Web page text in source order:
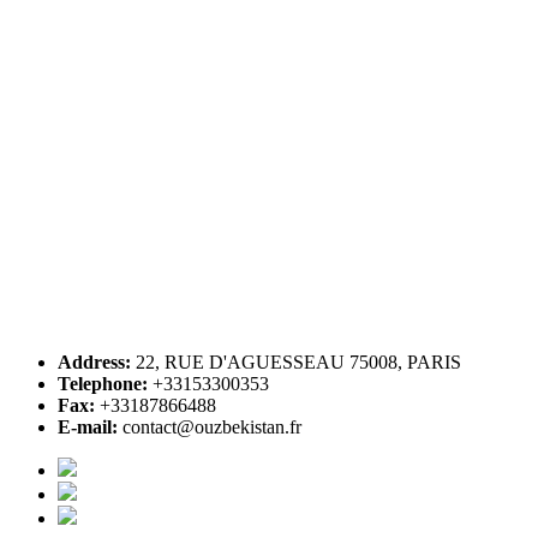
Address: 22, RUE D'AGUESSEAU 75008, PARIS
Telephone: +33153300353
Fax: +33187866488
E-mail: contact@ouzbekistan.fr